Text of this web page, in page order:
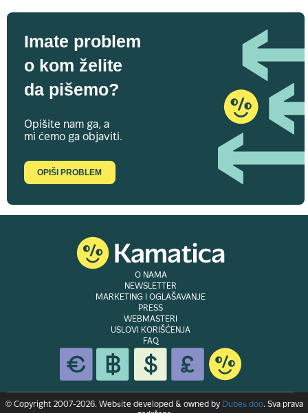
Imate problem
o kom želite
da pišemo?
Opišite nam ga, a
mi ćemo ga objaviti.
OPIŠI PROBLEM
O NAMA
NEWSLETTER
MARKETING I OGLAŠAVANJE
PRESS
WEBMASTERI
USLOVI KORIŠĆENJA
FAQ
© Copyright 2007-2026. Website developed & owned by Dubes doo. Sva prava